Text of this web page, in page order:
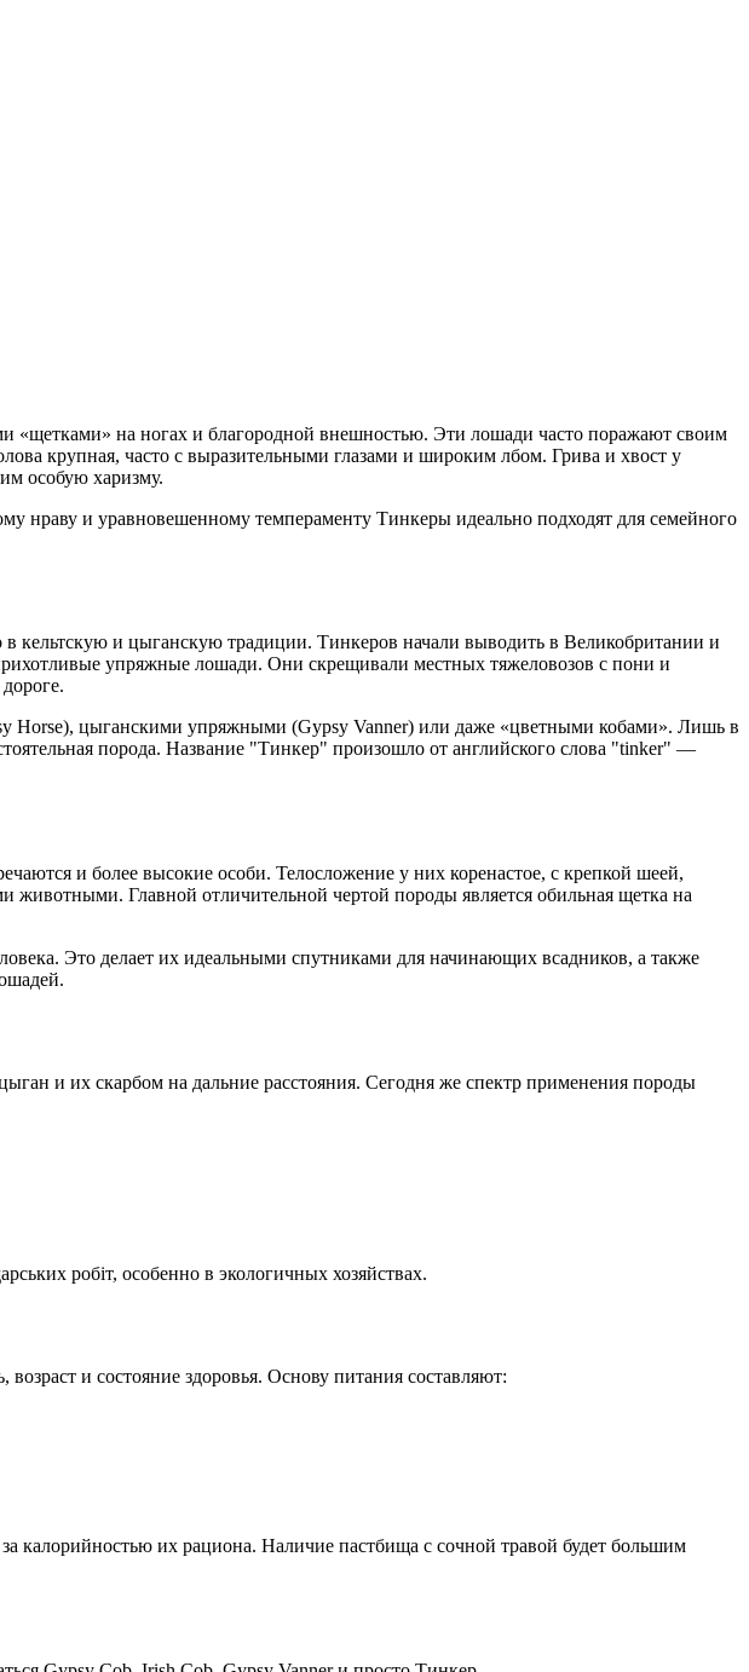
на ногах и благородной внешностью. Эти лошади часто поражают своим
крупная, часто с выразительными глазами и широким лбом. Грива и хвост у
особую харизму.
нраву и уравновешенному темпераменту Тинкеры идеально подходят для семейного
в кельтскую и цыганскую традиции. Тинкеров начали выводить в Великобритании и
упряжные лошади. Они скрещивали местных тяжеловозов с пони и
Horse), цыганскими упряжными (Gypsy Vanner) или даже «цветными кобами». Лишь в
порода. Название "Тинкер" произошло от английского слова "tinker" —
и более высокие особи. Телосложение у них коренастое, с крепкой шеей,
Главной отличительной чертой породы является обильная щетка на
Это делает их идеальными спутниками для начинающих всадников, а также
и их скарбом на дальние расстояния. Сегодня же спектр применения породы
робіт, особенно в экологичных хозяйствах.
и состояние здоровья. Основу питания составляют:
калорийностью их рациона. Наличие пастбища с сочной травой будет большим